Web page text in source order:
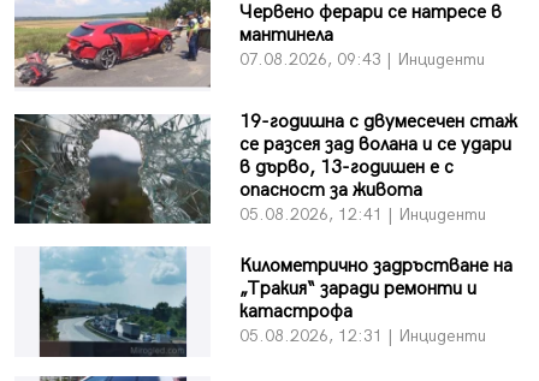
Червено ферари се натресе в
мантинела
07.08.2026, 09:43 | Инциденти
19-годишна с двумесечен стаж
се разсея зад волана и се удари
в дърво, 13-годишен е с
опасност за живота
05.08.2026, 12:41 | Инциденти
Километрично задръстване на
„Тракия“ заради ремонти и
катастрофа
05.08.2026, 12:31 | Инциденти